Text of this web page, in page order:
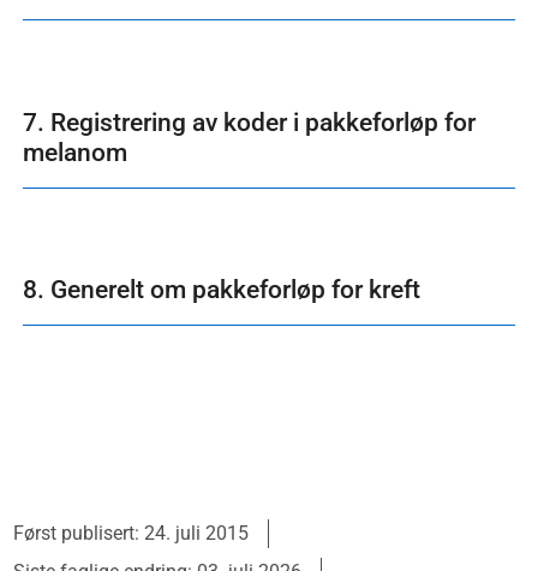
7. Registrering av koder i pakkeforløp for
melanom
8. Generelt om pakkeforløp for kreft
Først publisert: 24. juli 2015